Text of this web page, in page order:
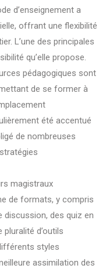
d’enseignement a
offrant une flexibilité
L’une des principales
qu’elle propose.
pédagogiques sont
de se former à
été accentué
de nombreuses
magistraux
de formats, y compris
des quiz en
d’outils
styles
assimilation des